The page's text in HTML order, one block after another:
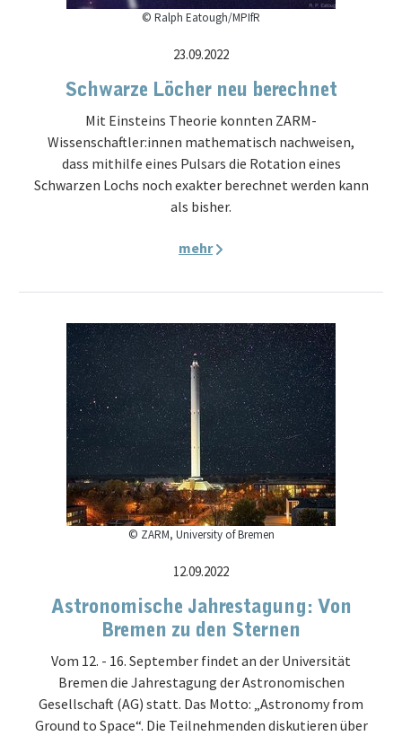
© Ralph Eatough/MPIfR
23.09.2022
Schwarze Löcher neu berechnet
Mit Einsteins Theorie konnten ZARM-
Wissenschaftler:innen mathematisch nachweisen,
dass mithilfe eines Pulsars die Rotation eines
Schwarzen Lochs noch exakter berechnet werden kann
als bisher.
mehr
© ZARM, University of Bremen
12.09.2022
Astronomische Jahrestagung: Von
Bremen zu den Sternen
Vom 12. - 16. September findet an der Universität
Bremen die Jahrestagung der Astronomischen
Gesellschaft (AG) statt. Das Motto: „Astronomy from
Ground to Space“. Die Teilnehmenden diskutieren über